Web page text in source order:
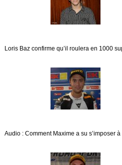
Loris Baz confirme qu’il roulera en 1000
Audio : Comment Maxime a su s’imposer